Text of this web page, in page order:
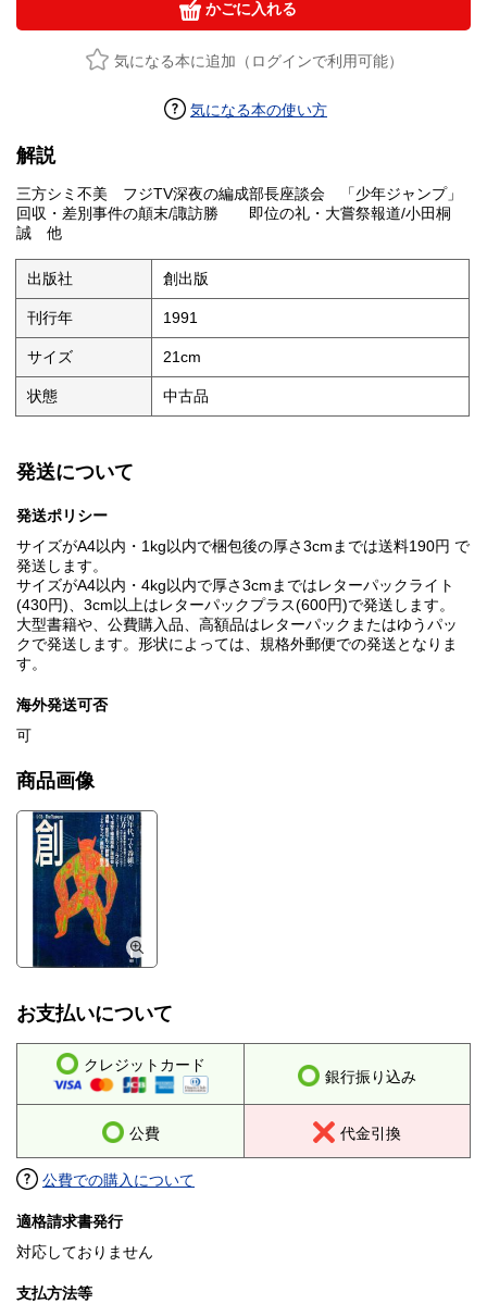
かごに入れる
気になる本に追加（ログインで利用可能）
気になる本の使い方
解説
三方シミ不美 フジTV深夜の編成部長座談会 「少年ジャンプ」
回収・差別事件の顛末/諏訪勝 即位の礼・大嘗祭報道/小田桐
誠 他
出版社 創出版
刊行年 1991
サイズ 21cm
状態 中古品
発送について
発送ポリシー
サイズがA4以内・1kg以内で梱包後の厚さ3cmまでは送料190円 で
発送します。
サイズがA4以内・4kg以内で厚さ3cmまではレターパックライト
(430円)、3cm以上はレターパックプラス(600円)で発送します。
大型書籍や、公費購入品、高額品はレターパックまたはゆうパッ
クで発送します。形状によっては、規格外郵便での発送となりま
す。
海外発送可否
可
商品画像
お支払いについて
クレジットカード
銀行振り込み
公費 代金引換
公費での購入について
適格請求書発行
対応しておりません
支払方法等